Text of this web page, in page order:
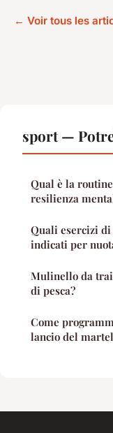
← Voir tous les
sport —
Qual è la
resilienza
Quali esercizi di
indicati per
Mulinello da
di pesca?
Come
lancio del